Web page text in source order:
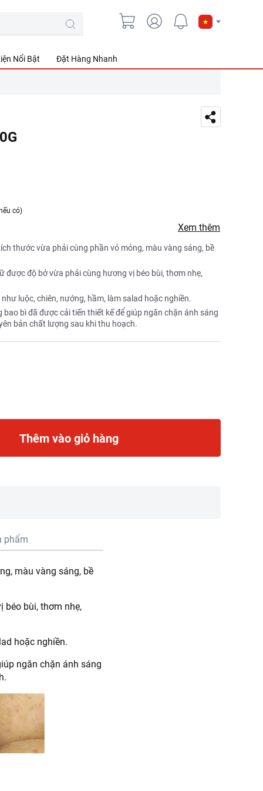
Nổi Bật Đặt Hàng Nhanh
có)
Xem thêm
thước vừa phải cùng phần vỏ mỏng, màu vàng sáng, bề
được độ bở vừa phải cùng hương vị béo bùi, thơm nhẹ,
luộc, chiên, nướng, hầm, làm salad hoặc nghiền.
bì đã được cải tiến thiết kế để giúp ngăn chặn ánh sáng
bản chất lượng sau khi thu hoạch.
Thêm vào giỏ hàng
phẩm
màu vàng sáng, bề
béo bùi, thơm nhẹ,
hoặc nghiền.
ngăn chặn ánh sáng